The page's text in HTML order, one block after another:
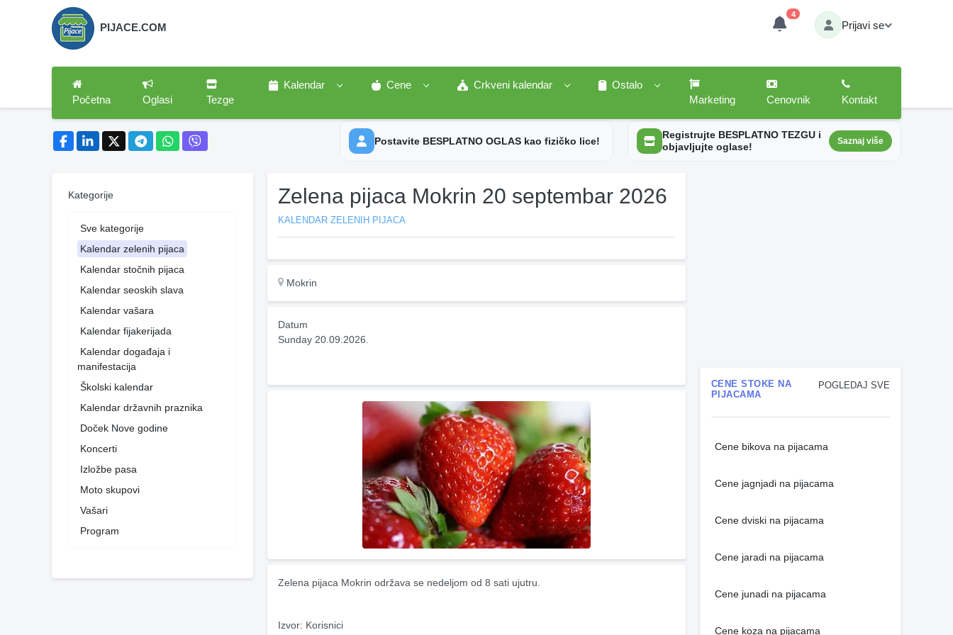
PIJACE.COM
4
Prijavi se
Početna Oglasi Tezge
Kalendar Cene Crkveni kalendar
Ostalo
Marketing
Cenovnik Kontakt
Postavite BESPLATNO OGLAS kao fizičko lice!
Registrujte BESPLATNO TEZGU i
objavljujte oglase!
Saznaj više
Kategorije
Sve kategorije
Kalendar zelenih pijaca
Kalendar stočnih pijaca
Kalendar seoskih slava
Kalendar vašara
Kalendar fijakerijada
Kalendar događaja i
manifestacija
Školski kalendar
Kalendar državnih praznika
Doček Nove godine
Koncerti
Izložbe pasa
Moto skupovi
Vašari
Program
Zelena pijaca Mokrin 20 septembar 2026
KALENDAR ZELENIH PIJACA
Mokrin
Datum
Sunday 20.09.2026.
Zelena pijaca Mokrin održava se nedeljom od 8 sati ujutru.
Izvor: Korisnici
POGLEDAJ SVE
CENE STOKE NA
PIJACAMA
Cene bikova na pijacama
Cene jagnjadi na pijacama
Cene dviski na pijacama
Cene jaradi na pijacama
Cene junadi na pijacama
Cene koza na pijacama